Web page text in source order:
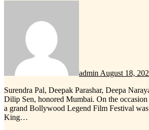
admin August 18,
Surendra Pal, Deepak Parashar, Deepa Narayan Jha, Shabab Sabri,
Dilip Sen, honored Mumbai. On the
a grand Bollywood Legend Film Festival
King…